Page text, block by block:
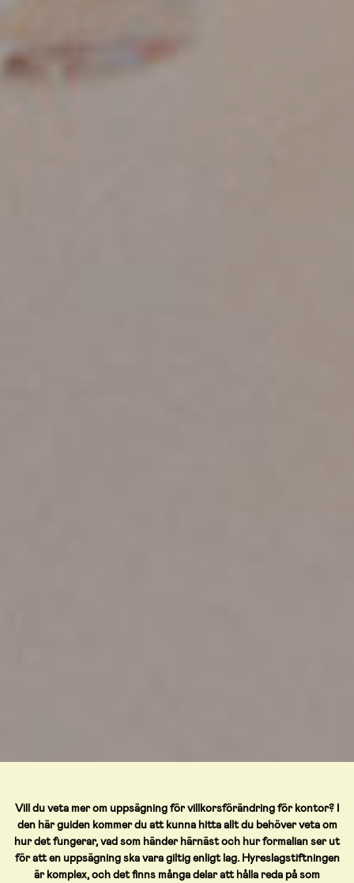
Vill du veta mer om uppsägning för villkorsförändring för kontor? I
den här guiden kommer du att kunna hitta allt du behöver veta om
hur det fungerar, vad som händer härnäst och hur formalian ser ut
för att en uppsägning ska vara giltig enligt lag. Hyreslagstiftningen
är komplex, och det finns många delar att hålla reda på som